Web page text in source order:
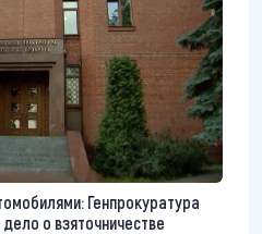
Генпрокуратура
о взяточничестве